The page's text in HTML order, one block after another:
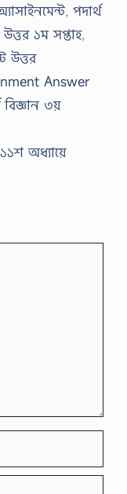
, পদার্থ
১ম সপ্তাহ,
উত্তর
Answer
৩য়
১১শ অধ্যায়ে